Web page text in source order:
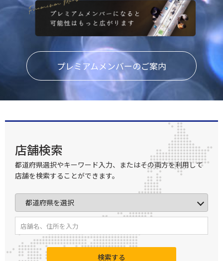
プレミアムメンバーのご案内
店舗検索
都道府県選択やキーワード入力、またはその両方を利用して
店舗を検索することができます。
検索する